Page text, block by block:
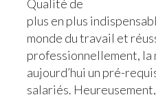
Qualité de
plus en plus
monde du travail et
professionnellement, la
aujourd’hui un pré-
salariés.